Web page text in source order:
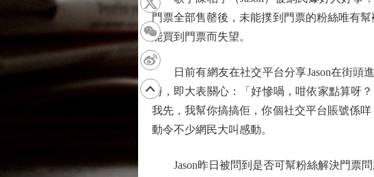
門票全部售罄後，未能撲到門票的粉絲唯有
能買到門票而失望。
日前有網友在社交平台分享Jason在街頭進
時，即大表關心：「好慘喎，咁依家點算呀
我先，我幫你搞搞佢，你個社交平台賬號係
動令不少網民大叫感動。
Jason昨日被問到是否可幫粉絲解決門票問